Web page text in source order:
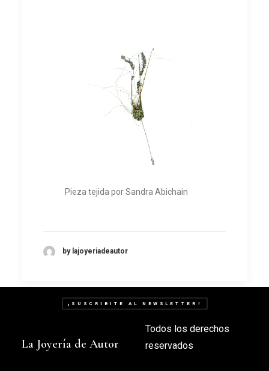
Pieza tejida por Sandra Abichain
by lajoyeriadeautor
¡SUSCRIBITE AL NEWSLETTER!
La Joyería de Autor
Todos los derechos
reservados